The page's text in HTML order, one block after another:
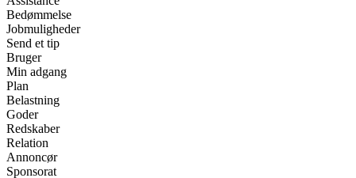
Bedømmelse
Jobmuligheder
Send et tip
Bruger
Min adgang
Plan
Belastning
Goder
Redskaber
Relation
Annoncør
Sponsorat